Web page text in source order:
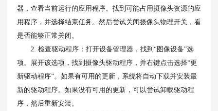
器，查看当前运行的应用程序。找到可能占用摄像头资源的应
用程序，并选择结束任务。然后尝试关闭摄像头物理开关，看
是否能够正常关闭。
2. 检查驱动程序：打开设备管理器，找到“图像设备”选
项。展开该选项，找到摄像头驱动程序，并右键点击选择“更
新驱动程序”。如果有可用的更新，系统将自动下载并安装最
新的驱动程序。如果没有可用的更新，可以尝试卸载驱动程
序，然后重新安装。